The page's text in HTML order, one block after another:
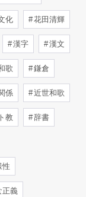
化 花田清輝
漢字 漢文
歌 鎌倉
係 近世和歌
教 辞書
義